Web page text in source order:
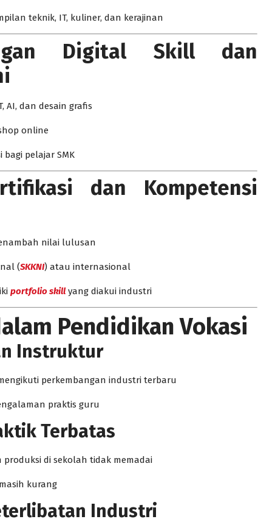
teknik, IT, kuliner, dan kerajinan
Digital Skill dan
AI, dan desain grafis
online
pelajar SMK
dan Kompetensi
nilai lulusan
(SKKNI) atau internasional
portfolio skill yang diakui industri
Pendidikan Vokasi
Instruktur
perkembangan industri terbaru
praktis guru
Terbatas
di sekolah tidak memadai
kurang
Industri